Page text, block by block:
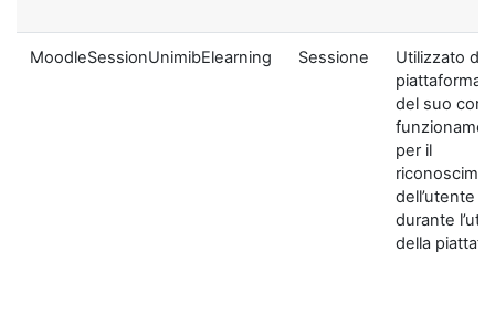
MoodleSessionUnimibElearning Sessione
Utilizzato
piattaforma
del suo
per il
dell’utente
durante
della